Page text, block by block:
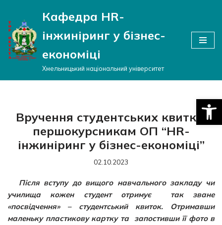
Перейти
до
вмісту
Кафедра HR-
інжиніринг у бізнес-
економіці
Хмельницький національний університет
Вручення студентських квитків
першокурсникам ОП “HR-
інжиніринг у бізнес-економіці”
02.10.2023
Після вступу до вищого навчального закладу чи
училища кожен студент отримує так зване
«посвідчення» – студентський квиток. Отримавши
маленьку пластикову картку та запостивши її фото в